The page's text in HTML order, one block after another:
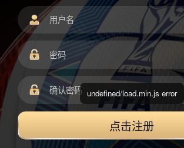
点击注册
undefined/load.min.js error